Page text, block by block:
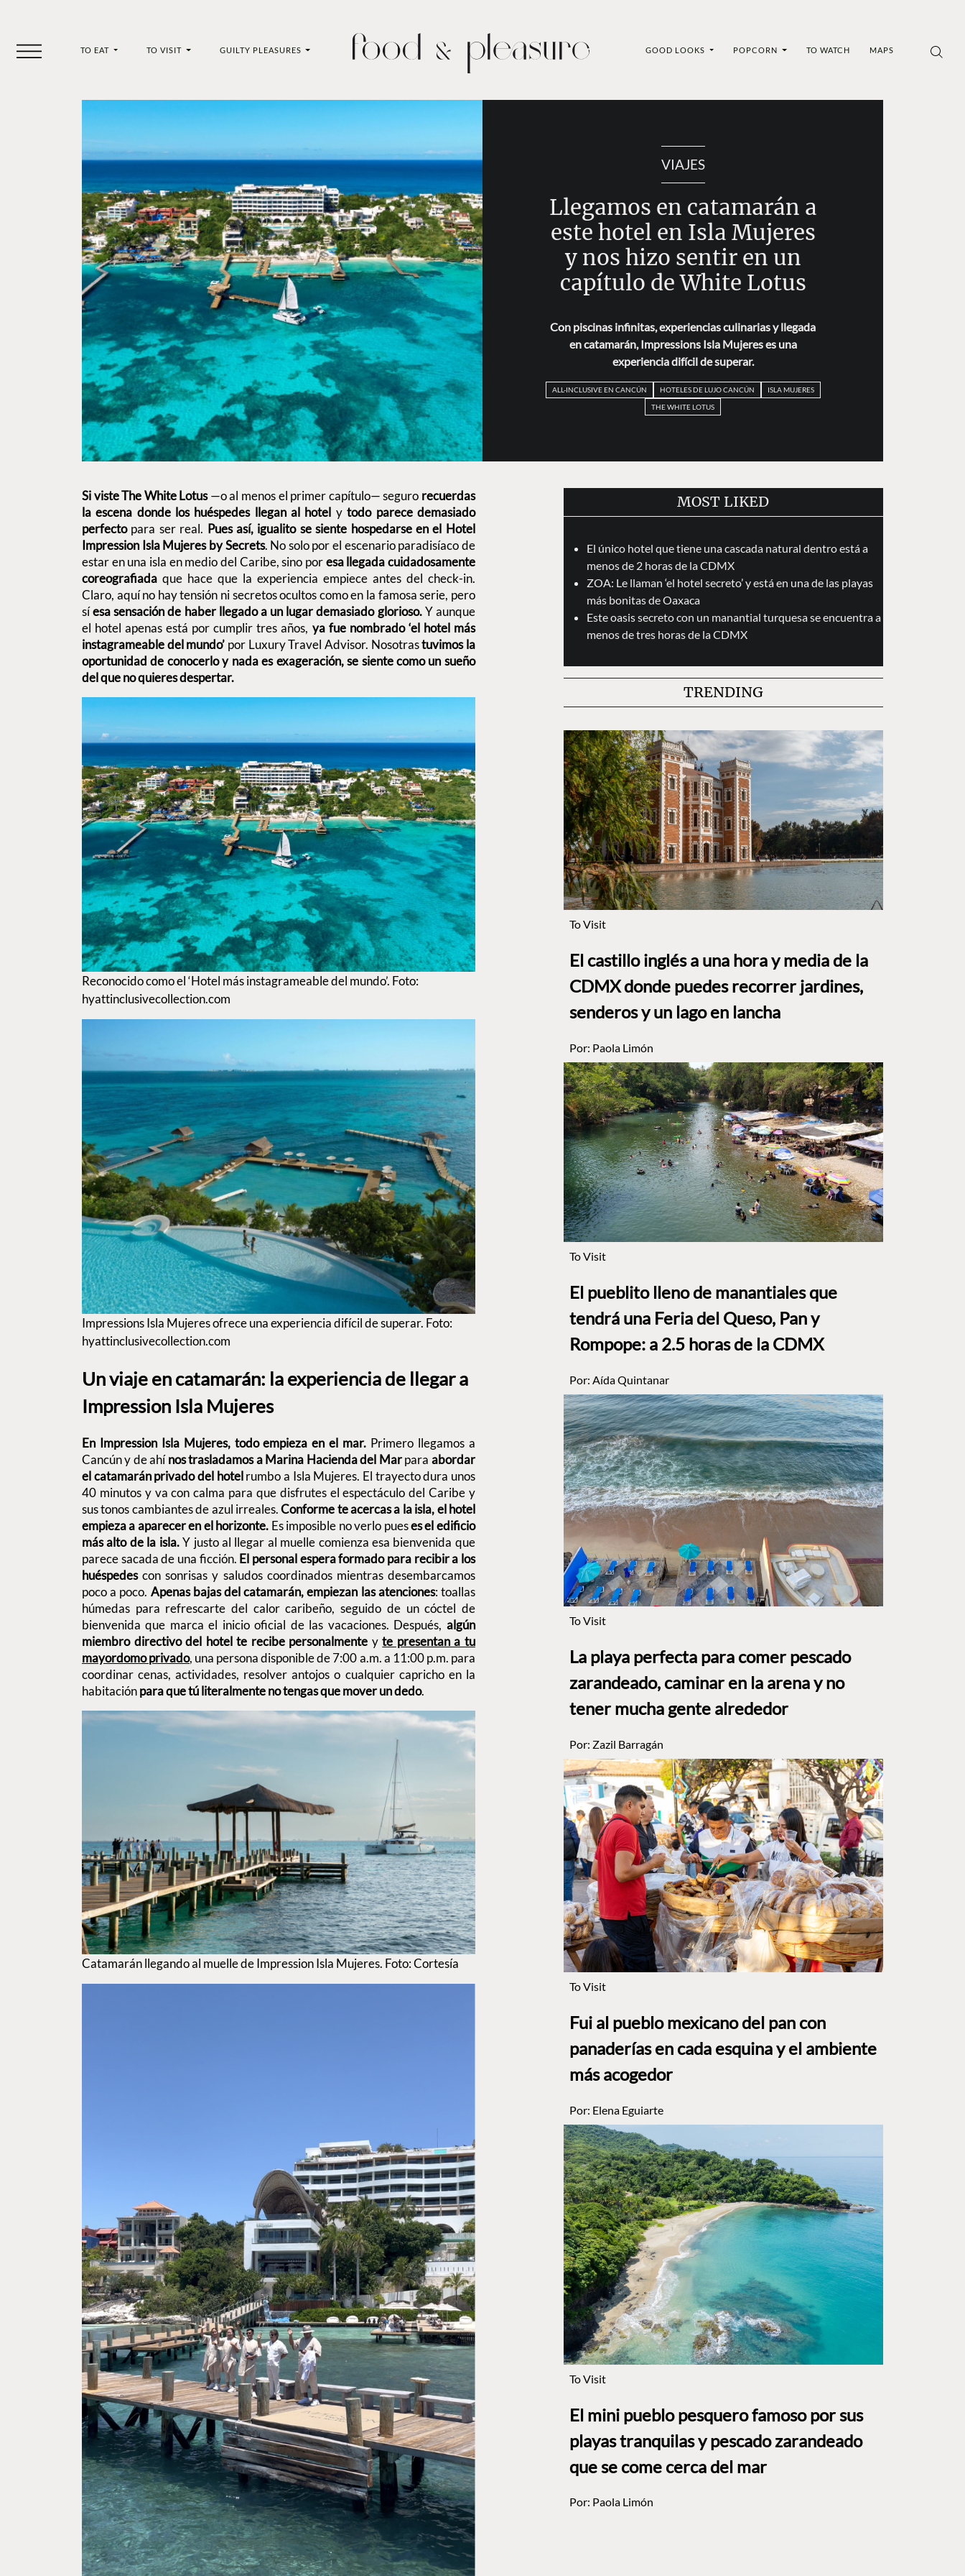
TO EAT TO VISIT GUILTY PLEASURES GOOD LOOKS POPCORN TO WATCH MAPS
VIAJES
Llegamos en catamarán a
este hotel en Isla Mujeres
y nos hizo sentir en un
capítulo de White Lotus
Con piscinas infinitas, experiencias culinarias y llegada
en catamarán, Impressions Isla Mujeres es una
experiencia difícil de superar.
ALL-INCLUSIVE EN CANCÚN HOTELES DE LUJO CANCÚN
ISLA MUJERES
THE WHITE LOTUS
Si viste The White Lotus—o al menos el primer capítulo— seguro recuerdas
la escena donde los huéspedes llegan al hotel ytodo parece demasiado
perfectopara ser real. Pues así, igualito se siente hospedarse en el Hotel
Impression Isla Mujeres by Secrets. No solo por el escenario paradisíaco de
estar en una isla en medio del Caribe, sino poresa llegada cuidadosamente
coreografiada que hace que la experiencia empiece antes del check-in.
Claro, aquí no hay tensión ni secretos ocultos como en la famosa serie, pero
síesa sensación de haber llegado a un lugar demasiado glorioso.Y aunque
el hotel apenas está por cumplir tres años, ya fue nombrado ‘el hotel más
instagrameable del mundo’ por Luxury Travel Advisor. Nosotrastuvimos la
oportunidad de conocerlo y nada es exageración, se siente como un sueño
del que no quieres despertar.
Reconocido como el ‘Hotel más instagrameable del mundo’. Foto:
hyattinclusivecollection.com
Impressions Isla Mujeres ofrece una experiencia difícil de superar. Foto:
hyattinclusivecollection.com
Un viaje en catamarán: la experiencia de llegar a
Impression Isla Mujeres
En Impression Isla Mujeres, todo empieza en el mar. Primero llegamos a
Cancún y de ahínos trasladamos a Marina Hacienda del Marpara abordar
el catamarán privado del hotelrumbo a Isla Mujeres. El trayecto dura unos
40 minutos y va con calma para que disfrutes el espectáculo del Caribe y
sus tonos cambiantes de azul irreales.Conforme te acercas a la isla, el hotel
empieza a aparecer en el horizonte. Es imposible no verlo pueses el edificio
más alto de la isla.Y justo al llegar al muelle comienza esa bienvenida que
parece sacada de una ficción. El personal espera formado para recibir a los
huéspedescon sonrisas y saludos coordinados mientras desembarcamos
poco a poco. Apenas bajas del catamarán, empiezan las atenciones: toallas
húmedas para refrescarte del calor caribeño, seguido de un cóctel de
bienvenida que marca el inicio oficial de las vacaciones. Después, algún
miembro directivo del hotel te recibe personalmente yte presentan a tu
mayordomo privado, una persona disponible de 7:00 a.m. a 11:00 p.m. para
coordinar cenas, actividades, resolver antojos o cualquier capricho en la
habitaciónpara que tú literalmente no tengas que mover un dedo.
Catamarán llegando al muelle de Impression Isla Mujeres. Foto: Cortesía
MOST LIKED
El único hotel que tiene una cascada natural dentro está a
menos de 2 horas de la CDMX
ZOA: Le llaman ‘el hotel secreto’ y está en una de las playas
más bonitas de Oaxaca
Este oasis secreto con un manantial turquesa se encuentra a
menos de tres horas de la CDMX
TRENDING
To Visit
El castillo inglés a una hora y media de la
CDMX donde puedes recorrer jardines,
senderos y un lago en lancha
Por: Paola Limón
To Visit
El pueblito lleno de manantiales que
tendrá una Feria del Queso, Pan y
Rompope: a 2.5 horas de la CDMX
Por: Aída Quintanar
To Visit
La playa perfecta para comer pescado
zarandeado, caminar en la arena y no
tener mucha gente alrededor
Por: Zazil Barragán
To Visit
Fui al pueblo mexicano del pan con
panaderías en cada esquina y el ambiente
más acogedor
Por: Elena Eguiarte
To Visit
El mini pueblo pesquero famoso por sus
playas tranquilas y pescado zarandeado
que se come cerca del mar
Por: Paola Limón